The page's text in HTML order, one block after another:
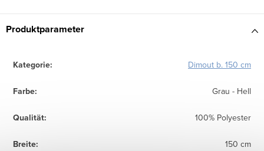
Produktparameter
Kategorie: Dimout b. 150 cm
Farbe: Grau - Hell
Qualität: 100% Polyester
Breite: 150 cm